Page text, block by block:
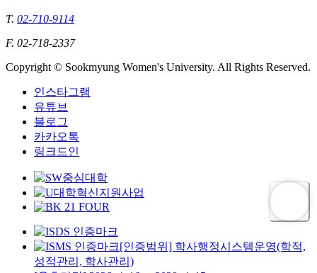
T. 02-710-9114
F. 02-718-2337
Copyright © Sookmyung Women's University. All Rights Reserved.
인스타그램
유튜브
블로그
카카오톡
링크드인
[인증범위] 학사행정시스템운영(학적,
성적관리, 학사관리)